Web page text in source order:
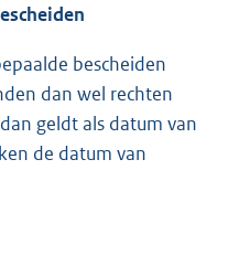
bescheiden
dan wel rechten
geldt als datum van
de datum van